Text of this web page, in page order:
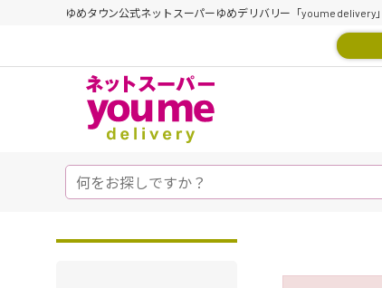
ゆめタウン公式ネットスーパーゆめデリバリー「youme delivery」